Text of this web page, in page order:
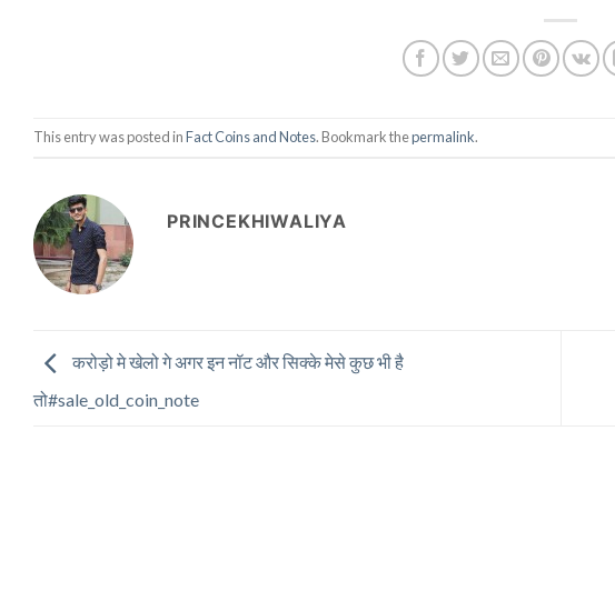
This entry was posted inFact Coins and Notes. Bookmark thepermalink.
PRINCEKHIWALIYA
करोड़ो मे खेलो गे अगर इन नॉट और सिक्के मेसे कुछ भी है
तो#sale_old_coin_note